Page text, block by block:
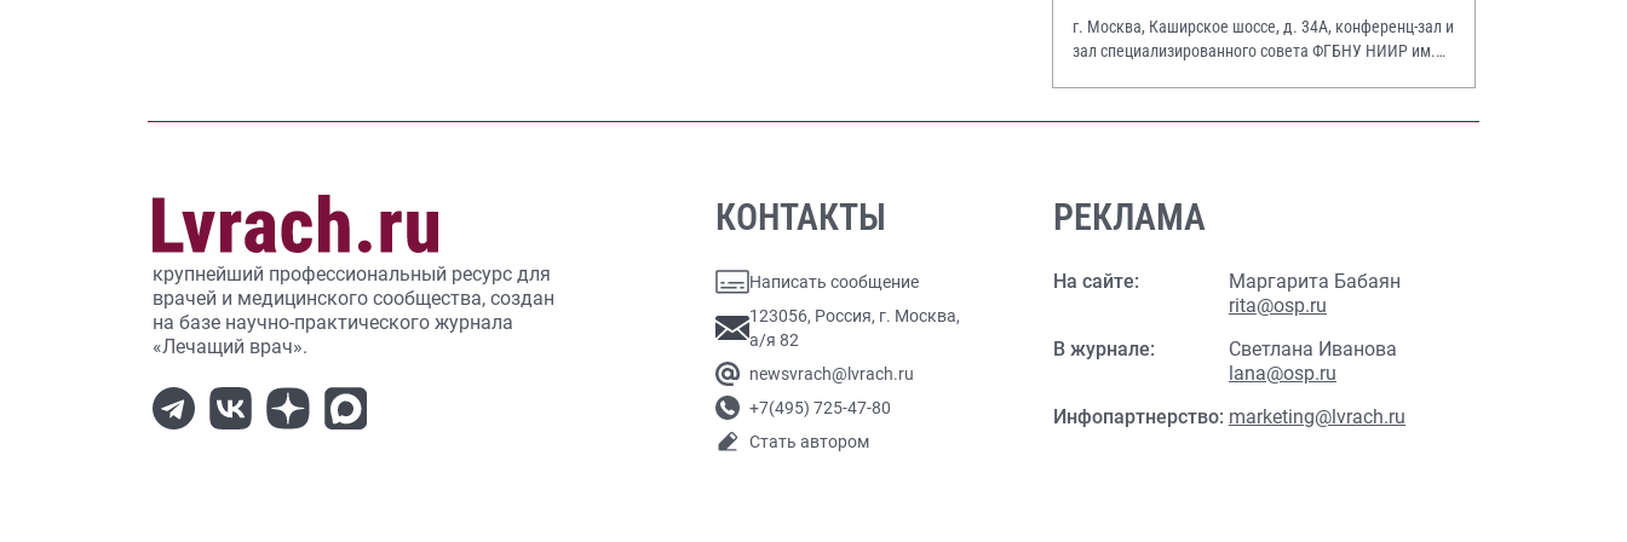
г. Москва, Каширское шоссе, д. 34А, конференц-зал и
зал специализированного совета ФГБНУ НИИР им.
крупнейший профессиональный ресурс для
врачей и медицинского сообщества, создан
на базе научно-практического журнала
«Лечащий врач».
КОНТАКТЫ
Написать сообщение
123056, Россия, г. Москва,
а/я 82
newsvrach@lvrach.ru
+7(495) 725-47-80
Стать автором
РЕКЛАМА
На сайте:
Маргарита Бабаян
rita@osp.ru
В журнале:
Светлана Иванова
lana@osp.ru
Инфопартнерство: marketing@lvrach.ru